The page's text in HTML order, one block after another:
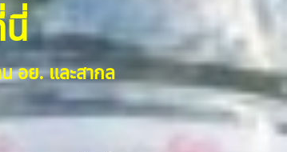
นี่
อย. และสากล